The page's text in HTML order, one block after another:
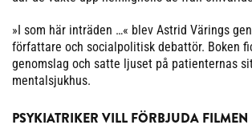
»I som här inträden …« blev Astrid Värings
författare och socialpolitisk debattör. Boken
genomslag och satte ljuset på patienternas
mentalsjukhus.
PSYKIATRIKER VILL FÖRBJUDA FILMEN